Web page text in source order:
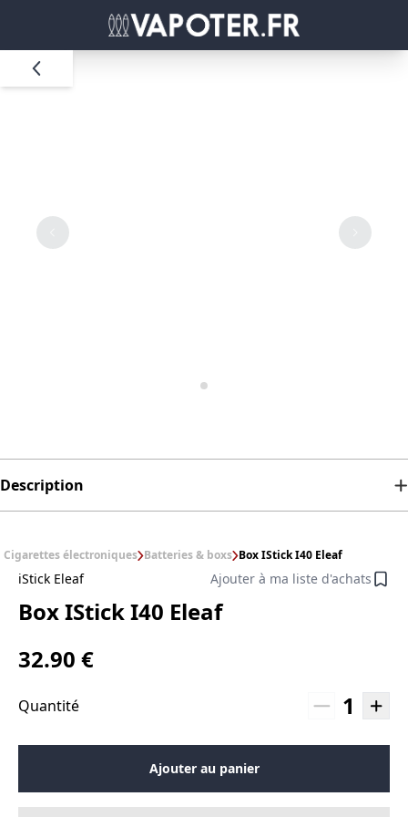
Description
Cigarettes électroniques Batteries & boxs Box IStick I40 Eleaf
iStick Eleaf Ajouter à ma liste d'achats
Box IStick I40 Eleaf
32.90 €
Quantité 1
Ajouter au panier